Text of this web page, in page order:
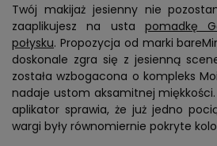
Twój makijaż jesienny nie
zaaplikujesz na usta pomadkę
połysku. Propozycja od marki
doskonale zgra się z jesienną
została wzbogacona o kompleks
nadaje ustom aksamitnej
aplikator sprawia, że już jedno
wargi były równomiernie pokryte